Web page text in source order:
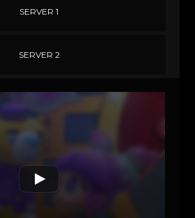
SERVER 1
SERVER 2